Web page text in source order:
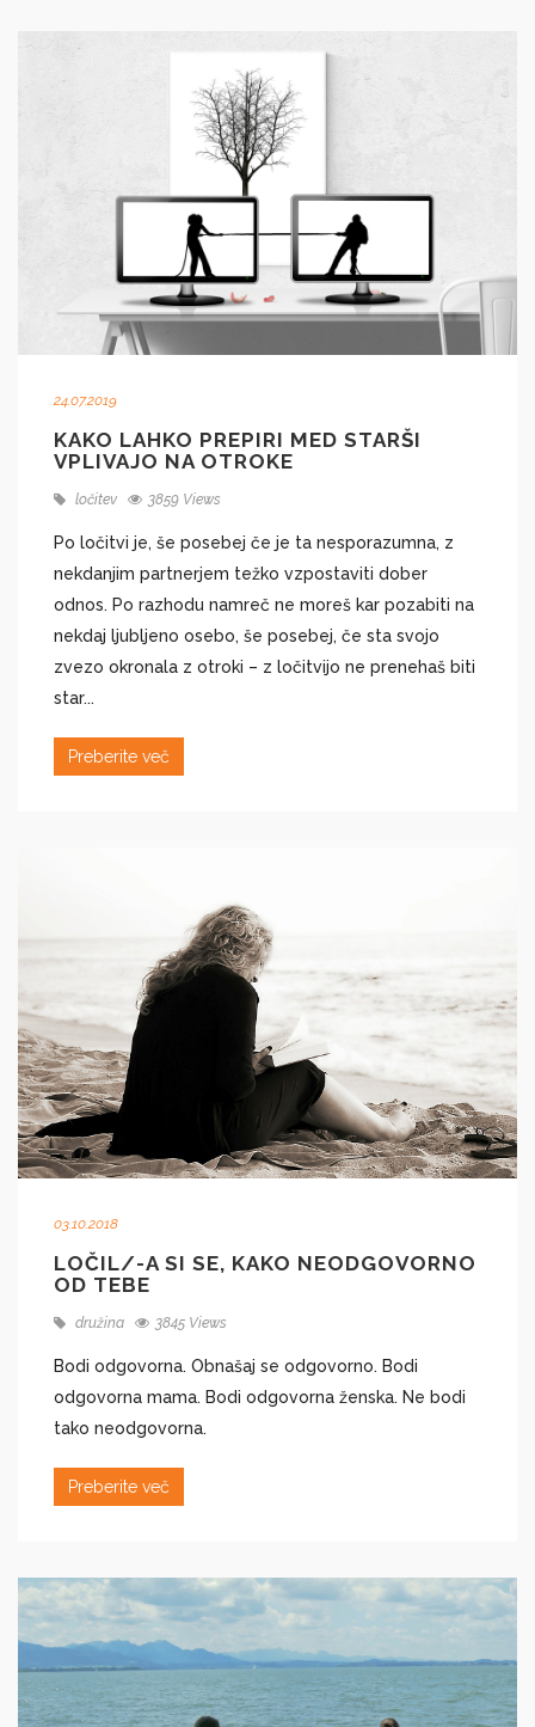
24.07.2019
KAKO LAHKO PREPIRI MED STARŠI
VPLIVAJO NA OTROKE
ločitev 3859 Views
Po ločitvi je, še posebej če je ta nesporazumna, z
nekdanjim partnerjem težko vzpostaviti dober
odnos. Po razhodu namreč ne moreš kar pozabiti na
nekdaj ljubljeno osebo, še posebej, če sta svojo
zvezo okronala z otroki – z ločitvijo ne prenehaš biti
star...
Preberite več
03.10.2018
LOČIL/-A SI SE, KAKO NEODGOVORNO
OD TEBE
družina 3845 Views
Bodi odgovorna. Obnašaj se odgovorno. Bodi
odgovorna mama. Bodi odgovorna ženska. Ne bodi
tako neodgovorna.
Preberite več